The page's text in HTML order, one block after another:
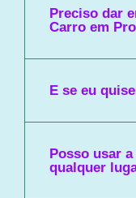
Preciso dar
Carro em
E se eu
Posso usar
qualquer